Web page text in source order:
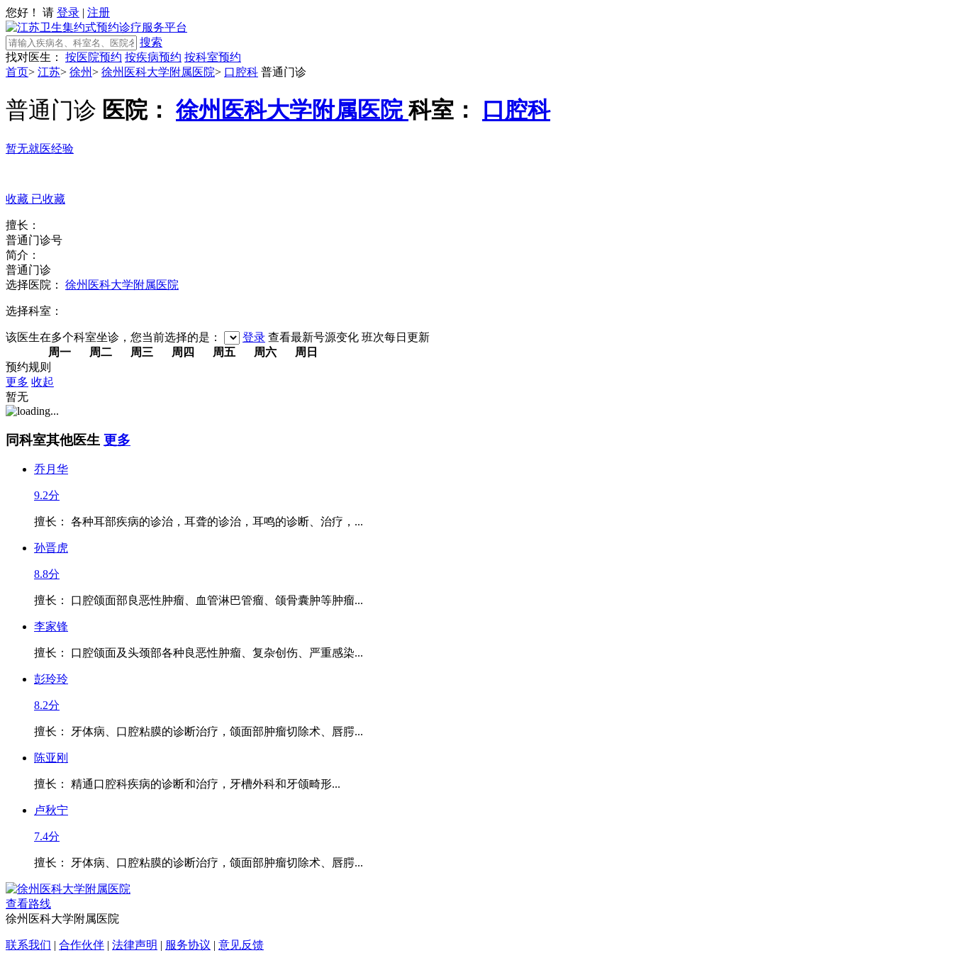
您好！ 请 登录 | 注册
搜索
找对医生：
按医院预约 按疾病预约 按科室预约
首页> 江苏> 徐州> 徐州医科大学附属医院> 口腔科 普通门诊
普通门诊 医院： 徐州医科大学附属医院科室： 口腔科
暂无就医经验
收藏 已收藏
擅长：
普通门诊号
简介：
普通门诊
选择医院： 徐州医科大学附属医院
选择科室：
该医生在多个科室坐诊，您当前选择的是： 登录 查看最新号源变化 班次每日 更新
周一
周二 周三 周四 周五 周六
周日
预约规则
更多 收起
暂无
同科室其他医生 更多
乔月华
9.2分
擅长： 各种耳部疾病的诊治，耳聋的诊治，耳鸣的诊断、治疗，...
孙晋虎
8.8分
擅长： 口腔颌面部良恶性肿瘤、血管淋巴管瘤、颌骨囊肿等肿瘤...
李家锋
擅长： 口腔颌面及头颈部各种良恶性肿瘤、复杂创伤、严重感染...
彭玲玲
8.2分
擅长： 牙体病、口腔粘膜的诊断治疗，颌面部肿瘤切除术、唇腭...
陈亚刚
擅长： 精通口腔科疾病的诊断和治疗，牙槽外科和牙颌畸形...
卢秋宁
7.4分
擅长： 牙体病、口腔粘膜的诊断治疗，颌面部肿瘤切除术、唇腭...
查看路线
徐州医科大学附属医院
联系我们 | 合作伙伴 | 法律声明 | 服务协议 | 意见反馈